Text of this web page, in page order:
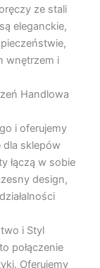
ze stali
eleganckie,
wnętrzem i
Handlowa
i oferujemy
dla sklepów
łączą w sobie
design,
i Styl
połączenie
Oferujemy